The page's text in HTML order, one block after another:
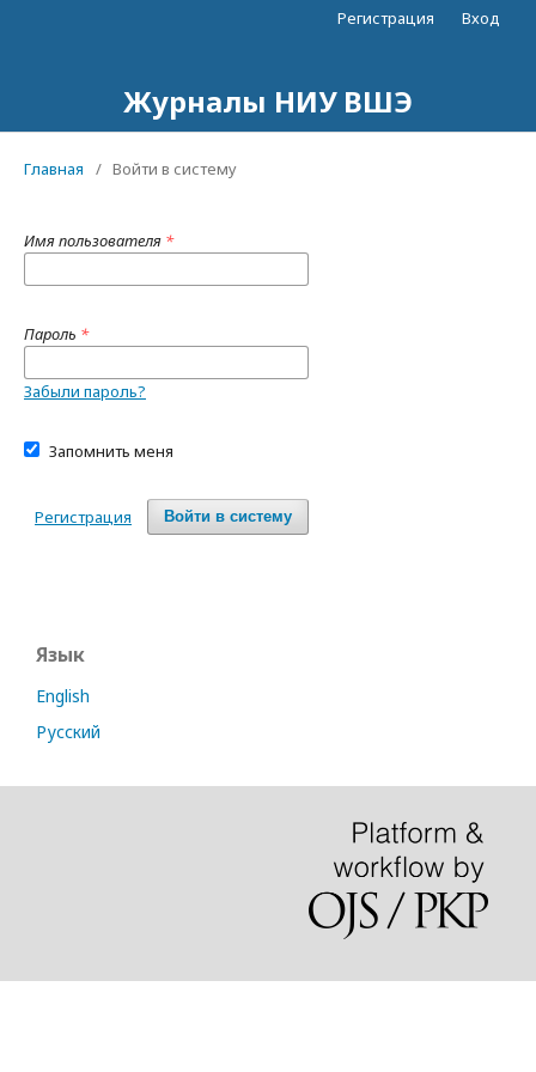
Журналы НИУ ВШЭ
Регистрация Вход
Главная / Войти в систему
Имя пользователя *
Пароль *
Забыли пароль?
Запомнить меня
Войти в систему
Регистрация
Язык
English
Русский